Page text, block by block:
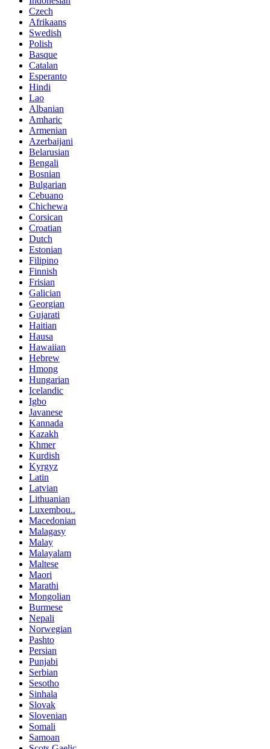
Czech
Afrikaans
Swedish
Polish
Basque
Catalan
Esperanto
Hindi
Lao
Albanian
Amharic
Armenian
Azerbaijani
Belarusian
Bengali
Bosnian
Bulgarian
Cebuano
Chichewa
Corsican
Croatian
Dutch
Estonian
Filipino
Finnish
Frisian
Galician
Georgian
Gujarati
Haitian
Hausa
Hawaiian
Hebrew
Hmong
Hungarian
Icelandic
Igbo
Javanese
Kannada
Kazakh
Khmer
Kurdish
Kyrgyz
Latin
Latvian
Lithuanian
Luxembou..
Macedonian
Malagasy
Malay
Malayalam
Maltese
Maori
Marathi
Mongolian
Burmese
Nepali
Norwegian
Pashto
Persian
Punjabi
Serbian
Sesotho
Sinhala
Slovak
Slovenian
Somali
Samoan